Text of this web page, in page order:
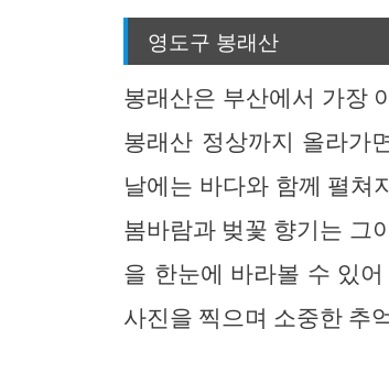
영도구 봉래산
봉래산은 부산에서 가장
봉래산 정상까지 올라가
날에는 바다와 함께 펼쳐
봄바람과 벚꽃 향기는 그
을 한눈에 바라볼 수 있
사진을 찍으며 소중한 추